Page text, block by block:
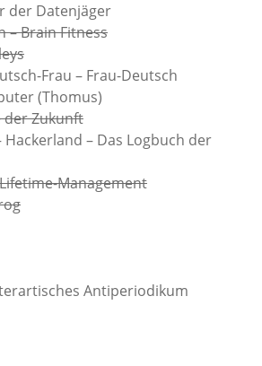
der Datenjäger
– Brain Fitness
Frau – Frau-Deutsch
(Thomus)
der Zukunft
– Das Logbuch der
Management
Antiperiodikum